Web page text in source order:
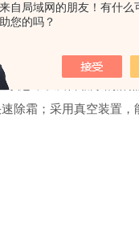
来自局域网的朋友！有什么
助您的吗？
缩制冷剂将其转化为
。
态，从而降低水的沸点
霜；采用真空装置